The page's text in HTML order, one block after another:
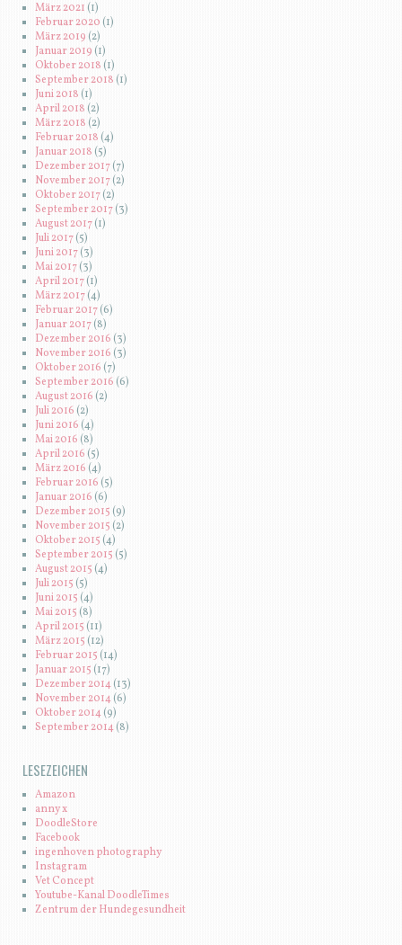
März 2021 (1)
Februar 2020 (1)
März 2019 (2)
Januar 2019 (1)
Oktober 2018(1)
September 2018 (1)
Juni 2018 (1)
April 2018(2)
März 2018 (2)
Februar 2018 (4)
Januar 2018 (5)
Dezember 2017(7)
November 2017(2)
Oktober 2017(2)
September 2017(3)
August 2017(1)
Juli 2017(5)
Juni 2017(3)
Mai 2017(3)
April 2017(1)
März 2017(4)
Februar 2017(6)
Januar 2017(8)
Dezember 2016 (3)
November 2016 (3)
Oktober 2016(7)
September 2016 (6)
August 2016 (2)
Juli 2016(2)
Juni 2016 (4)
Mai 2016 (8)
April 2016(5)
März 2016 (4)
Februar 2016 (5)
Januar 2016 (6)
Dezember 2015 (9)
November 2015 (2)
Oktober 2015 (4)
September 2015 (5)
August 2015 (4)
Juli 2015 (5)
Juni 2015 (4)
Mai 2015 (8)
April 2015 (11)
März 2015(12)
Februar 2015 (14)
Januar 2015 (17)
Dezember 2014(13)
November 2014(6)
Oktober 2014(9)
September 2014(8)
LESEZEICHEN
Amazon
anny x
DoodleStore
Facebook
ingenhoven photography
Instagram
Vet Concept
Youtube-Kanal DoodleTimes
Zentrum der Hundegesundheit